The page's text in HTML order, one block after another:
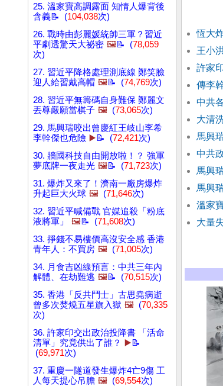
25. 溫家寶高調露面 知情人爆背後
含義📝 (104,038次)
26. 戰時由彭麗媛統帥三軍？習近
平劇透驚天大祕密 🖼️📝 (78,059
次)
27. 習近平降格處理測底線 鄭笑臉
迎人給習戴高帽 🖼️📝 (74,769次)
28. 習近平無籌碼自身難保 鄭麗文
丟尊嚴願當棋子 🖼️ (73,065次)
29. 馬興瑞咬出曾慶紅王岐山李希
李幹傑也危險 ▶️📝 (72,421次)
30. 牆國科技自由開放啦！？ 強軍
夢底牌一夜走光 🖼️📝 (71,723次)
31. 爆炸又來了！濟南一廠房爆炸
升起巨大火球 🖼️ (71,646次)
32. 習近平喊備戰 官媒追殺「粉底
液將軍」
🖼️📝 (71,608次)
33. 掙錢不易樓價高沒安全感 香港
青年人：不買房 🖼️ (71,005次)
34. 月食吉凶線預言：中共三年內
解體、在劫難逃 🖼️📝 (70,515次)
35. 香港「反共鬥士」古思堯病逝
曾多次焚燒五星旗入獄 🖼️ (70,335
次)
36. 許家印交出政治投降書 「活命
清單」究竟供出了誰？
▶️📝
(69,971次)
37. 重慶一隧道發生爆炸4亡9傷 工
人每天提心吊膽 🖼️ (69,554次)
恆大
王小
許家
傳李
中共
大清
馬興
中共
馬興
馬興
溫家
大量